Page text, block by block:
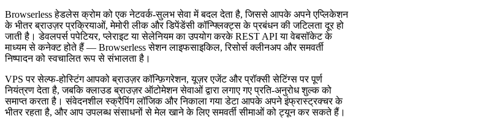
Browserless हेडलेस क्रोम को एक नेटवर्क-सुलभ सेवा में बदल देता है, जिससे आपके अपने एप्लिकेशन
के भीतर ब्राउज़र प्रक्रियाओं, मेमोरी लीक और डिपेंडेंसी कॉन्फ्लिक्ट्स के प्रबंधन की जटिलता दूर हो
जाती है। डेवलपर्स पपेटियर, प्लेराइट या सेलेनियम का उपयोग करके REST API या वेबसॉकेट के
माध्यम से कनेक्ट होते हैं — Browserless सेशन लाइफसाइकिल, रिसोर्स क्लीनअप और समवर्ती
निष्पादन को स्वचालित रूप से संभालता है।
VPS पर सेल्फ-होस्टिंग आपको ब्राउज़र कॉन्फ़िगरेशन, यूज़र एजेंट और प्रॉक्सी सेटिंग्स पर पूर्ण
नियंत्रण देता है, जबकि क्लाउड ब्राउज़र ऑटोमेशन सेवाओं द्वारा लगाए गए प्रति-अनुरोध शुल्क को
समाप्त करता है। संवेदनशील स्क्रैपिंग लॉजिक और निकाला गया डेटा आपके अपने इंफ्रास्ट्रक्चर के
भीतर रहता है, और आप उपलब्ध संसाधनों से मेल खाने के लिए समवर्ती सीमाओं को ट्यून कर सकते हैं।